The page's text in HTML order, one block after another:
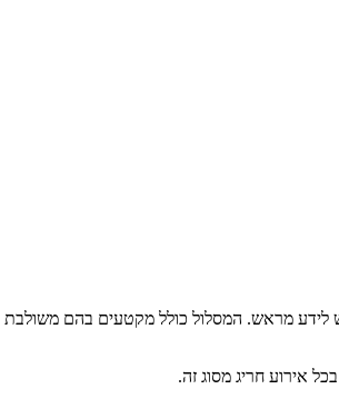
יש לידע מראש. המסלול כולל מקטעים בהם
אירוע חריג מסוג זה.